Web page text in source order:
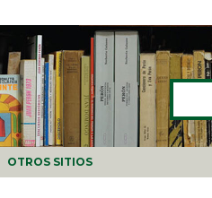
Buscar
OTROS SITIOS